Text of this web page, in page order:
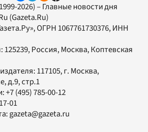
2026) – Главные новости дня
(Gazeta.Ru)
, ОГРН 1067761730376, ИНН
125239, Россия, Москва, Коптевская
117105, г. Москва,
д.9, стр.1
+7 (495) 785-00-12
01
gazeta@gazeta.ru